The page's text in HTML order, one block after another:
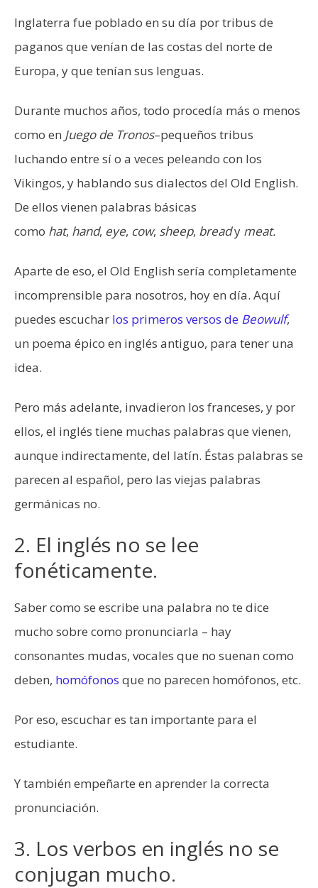
Inglaterra fue poblado en su día por tribus de
paganos que venían de las costas del norte de
Europa, y que tenían sus lenguas.
Durante muchos años, todo procedía más o menos
como en Juego de Tronos–pequeños tribus
luchando entre sí o a veces peleando con los
Vikingos, y hablando sus dialectos del Old English.
De ellos vienen palabras básicas
como hat, hand, eye, cow, sheep, bready meat.
Aparte de eso, el Old English sería completamente
incomprensible para nosotros, hoy en día. Aquí
puedes escuchar los primeros versos de Beowulf,
un poema épico en inglés antiguo, para tener una
idea.
Pero más adelante, invadieron los franceses, y por
ellos, el inglés tiene muchas palabras que vienen,
aunque indirectamente, del latín. Éstas palabras se
parecen al español, pero las viejas palabras
germánicas no.
2. El inglés no se lee
fonéticamente.
Saber como se escribe una palabra no te dice
mucho sobre como pronunciarla – hay
consonantes mudas, vocales que no suenan como
deben, homófonos que no parecen homófonos, etc.
Por eso, escuchar es tan importante para el
estudiante.
Y también empeñarte en aprender la correcta
pronunciación.
3. Los verbos en inglés no se
conjugan mucho.